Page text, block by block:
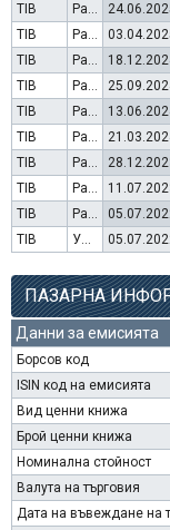
TIB
Раздаване на дивидент
TIB
Раздаване на дивидент
TIB
Раздаване на дивидент
TIB
Раздаване на дивидент
TIB
Раздаване на дивидент
TIB
Раздаване на дивидент
TIB
Раздаване на дивидент
TIB
Раздаване на дивидент
TIB
Раздаване на дивидент
TIB
Увеличение на капитал (резерви)
ПАЗАРНА
Данни за емисията
Борсов код
ISIN код на емисията
Вид ценни книжа
Брой ценни книжа
Номинална стойност
Валута на търговия
Дата на въвеждане на